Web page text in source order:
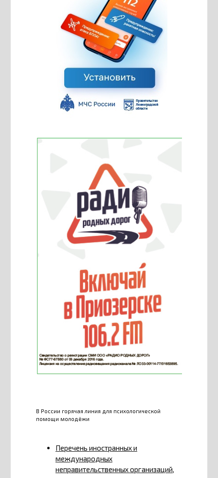
В России горячая линия для психологической
помощи молодёжи
Перечень иностранных и
международных
неправительственных организаций,